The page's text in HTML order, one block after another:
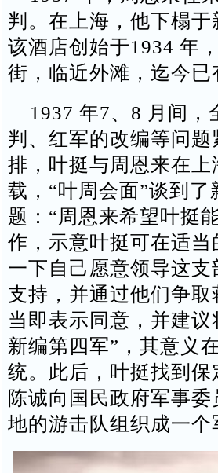
判。在上海，他下榻
该酒店创始于1934 年
街，临近外滩，迄今
1937 年7、8 月间，
判、红军的改编等问
排，叶挺与周恩来在
载，“叶周会面”谈到
题：“周恩来希望叶挺
作，示意叶挺可在适
一下自己愿意领导这
支持，并通过他们争
当即表示同意，并建
新编第四军”，其意义
统。此后，叶挺找到
陈诚向国民政府军事
地的游击队组织成一